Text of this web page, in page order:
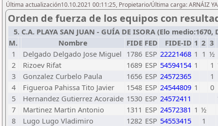
Última actualización10.10.2021 00:11:25, Propietario/Última carga: ARNÁIZ
Orden de fuerza de los equipos con
5. C.A. PLAYA SAN JUAN - GUÍA DE ISORA (Elo medio:1670,
M.
Nombre FIDE FED FIDE-ID 1 2 3
1
Delgado Delgado Jose Miguel 1786 ESP 22221468 1 1 ½
2
Rizoev Rifat 1689 ESP 54594154 1 1
3
Gonzalez Curbelo Paula 1656 ESP 24572365
1
4
Figueroa Pahissa Tito Javier 1548 ESP 24544809 1
0
5
Hernandez Gutierrez Acoraide 1530 ESP 24572411
7
Martinez Martin Antonio 1311 ESP 24572381 1 ½
8
Lugo Lugo Vladimiro 1282 ESP 54553415
1